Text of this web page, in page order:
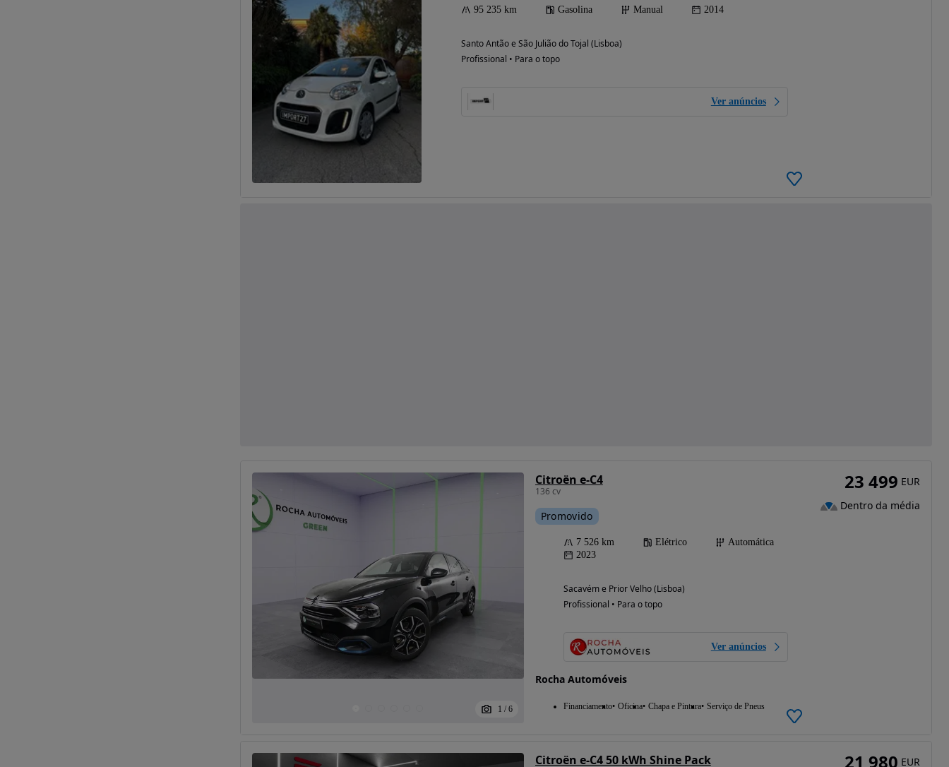
95 235 km Gasolina Manual 2014
Santo Antão e São Julião do Tojal (Lisboa)
Profissional • Para o topo
Ver anúncios
1 / 6
Citroën e-C4
136 cv
Promovido
7 526 km Elétrico
Automática
2023
Sacavém e Prior Velho (Lisboa)
Profissional • Para o topo
Ver anúncios
Rocha Automóveis
Financiamento Oficina Chapa e Pintura Serviço de Pneus
23 499 EUR
Dentro da média
Citroën e-C4 50 kWh Shine Pack 21 980 EUR